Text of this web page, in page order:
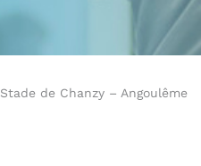
Stade de Chanzy – Angoulême